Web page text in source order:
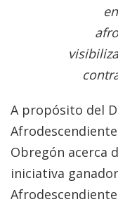
A propósito del
Obregón acerca
iniciativa